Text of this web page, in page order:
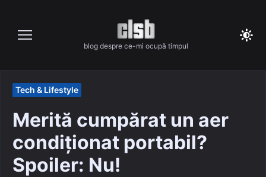
content
blog despre ce-mi ocupă timpul
Tech & Lifestyle
Merită cumpărat un aer
condiționat portabil?
Spoiler: Nu!